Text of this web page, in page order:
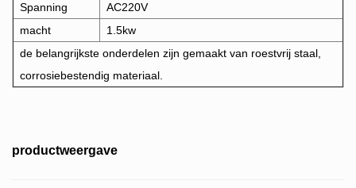
Spanning
AC220V
macht
1.5kw
de belangrijkste onderdelen zijn gemaakt van roestvrij staal,
corrosiebestendig materiaal.
productweergave